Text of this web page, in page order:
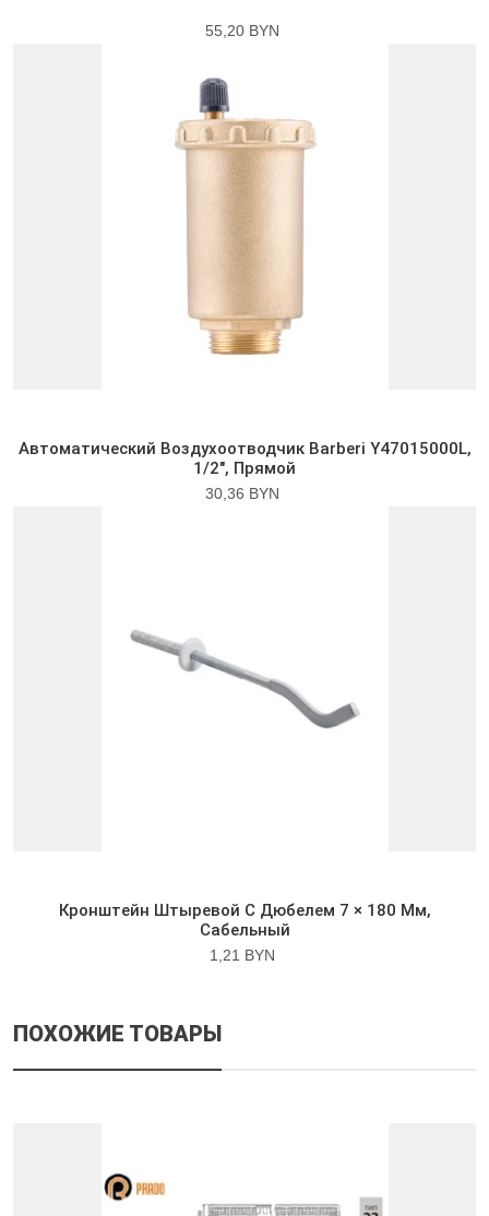
55,20 BYN
Автоматический Воздухоотводчик Barberi Y47015000L,
1/2″, Прямой
30,36 BYN
Кронштейн Штыревой С Дюбелем 7 × 180 Мм,
Сабельный
1,21 BYN
ПОХОЖИЕ ТОВАРЫ